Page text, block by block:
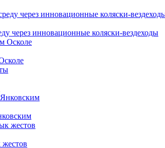
через инновационные коляски-вездеходы
жестов